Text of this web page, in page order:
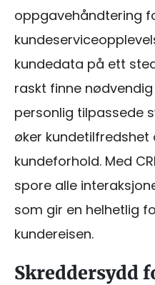
oppgavehåndtering
kundedata på ett
raskt finne
personlig tilpassede
øker
kundeforhold. Med
spore alle
som gir en helhetlig
kundereisen.
Skreddersydd